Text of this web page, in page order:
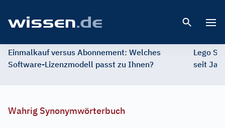
Einmalkauf versus Abonnement: Welches
Software-Lizenzmodell passt zu Ihnen?
Lego
seit
Wahrig Synonymwörterbuch